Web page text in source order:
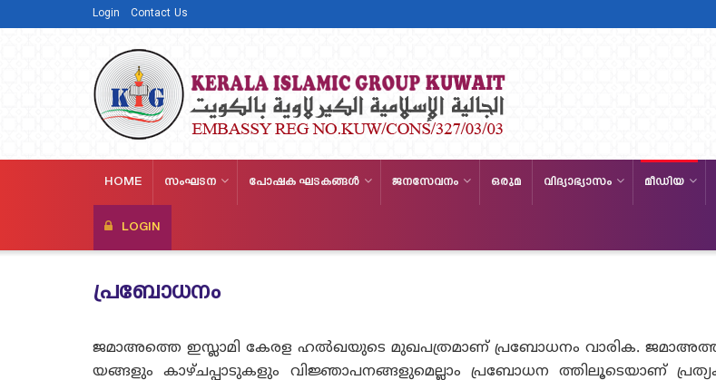
Login Contact Us
HOME സംഘടന പോഷക ഘടകങ്ങള്‍ ജനസേവനം ഒരുമ വിദ്യാഭ്യാസം മീഡിയ
LOGIN
പ്രബോധനം
ജമാഅത്തെ ഇസ്ലാമി കേരള ഹല്‍ഖയുടെ മുഖപത്രമാണ് പ്രബോധനം വാരിക.
യങ്ങളും കാഴ്ചപ്പാടുകളും വിജ്ഞാപനങ്ങളുമെല്ലാം പ്രബോധന ത്തിലൂടെയാണ്